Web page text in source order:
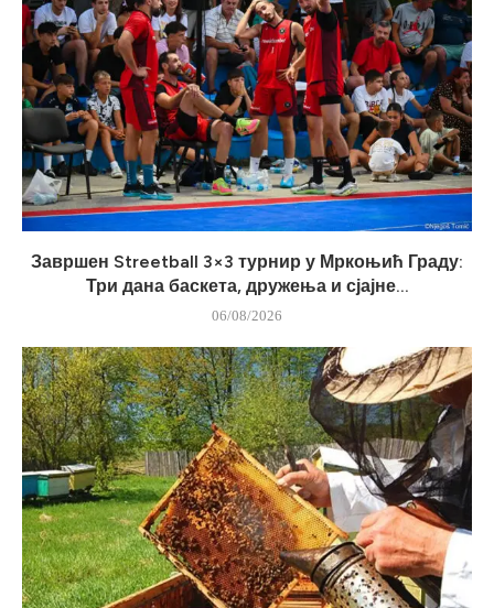
Завршен Streetball 3×3 турнир у Мркоњић Граду:
Три дана баскета, дружења и сјајне...
06/08/2026